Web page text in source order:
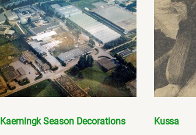
Kaemingk Season Decorations Kussa